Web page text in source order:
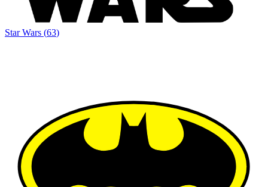
Star Wars (63)